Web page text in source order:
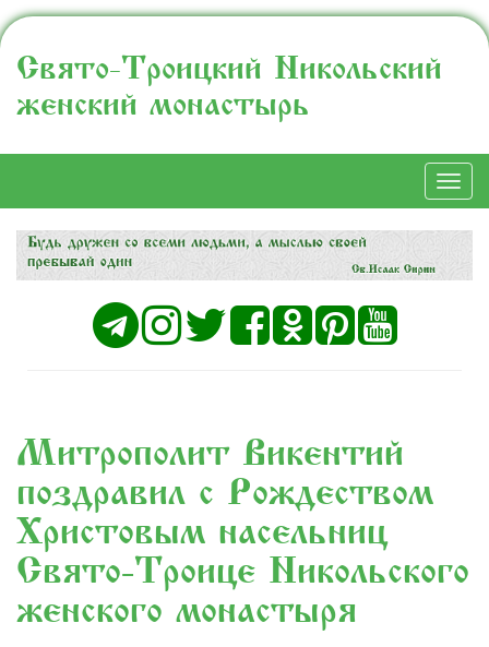
Свято-Троицкий Никольский
женский монастырь
Митрополит Викентий
поздравил с Рождеством
Христовым насельниц
Свято-Троице Никольского
женского монастыря